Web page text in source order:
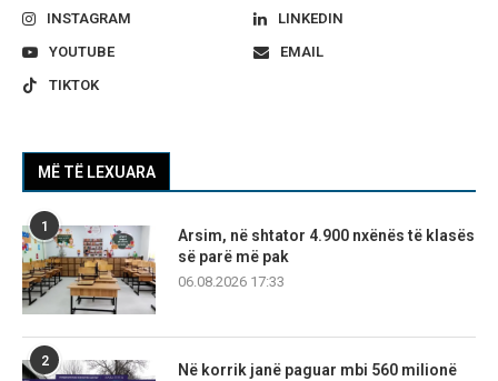
INSTAGRAM
LINKEDIN
YOUTUBE
EMAIL
TIKTOK
MË TË LEXUARA
1
Arsim, në shtator 4.900 nxënës të klasës
së parë më pak
06.08.2026 17:33
2
Në korrik janë paguar mbi 560 milionë